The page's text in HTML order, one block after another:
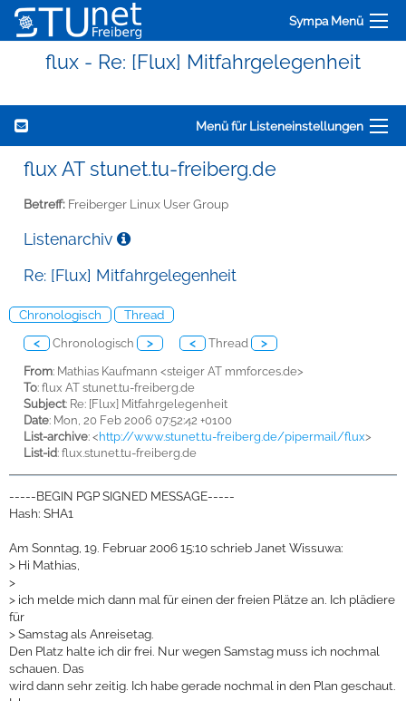
Sympa Menü
flux - Re: [Flux] Mitfahrgelegenheit
Menü für Listeneinstellungen
flux AT stunet.tu-freiberg.de
Betreff: Freiberger Linux User Group
Listenarchiv
Re: [Flux] Mitfahrgelegenheit
Chronologisch Thread
< Chronologisch > < Thread >
From: Mathias Kaufmann <steiger AT mmforces.de>
To: flux AT stunet.tu-freiberg.de
Subject: Re: [Flux] Mitfahrgelegenheit
Date: Mon, 20 Feb 2006 07:52:42 +0100
List-archive: <http://www.stunet.tu-freiberg.de/pipermail/flux>
List-id: flux.stunet.tu-freiberg.de
-----BEGIN PGP SIGNED MESSAGE-----
Hash: SHA1
Am Sonntag, 19. Februar 2006 15:10 schrieb Janet Wissuwa:
> Hi Mathias,
>
> ich melde mich dann mal für einen der freien Plätze an. Ich plädiere
für
>Samstag als Anreisetag.
Den Platz halte ich dir frei. Nur wegen Samstag muss ich nochmal
schauen. Das
wird dann sehr zeitig. Ich habe gerade nochmal in den Plan geschaut.